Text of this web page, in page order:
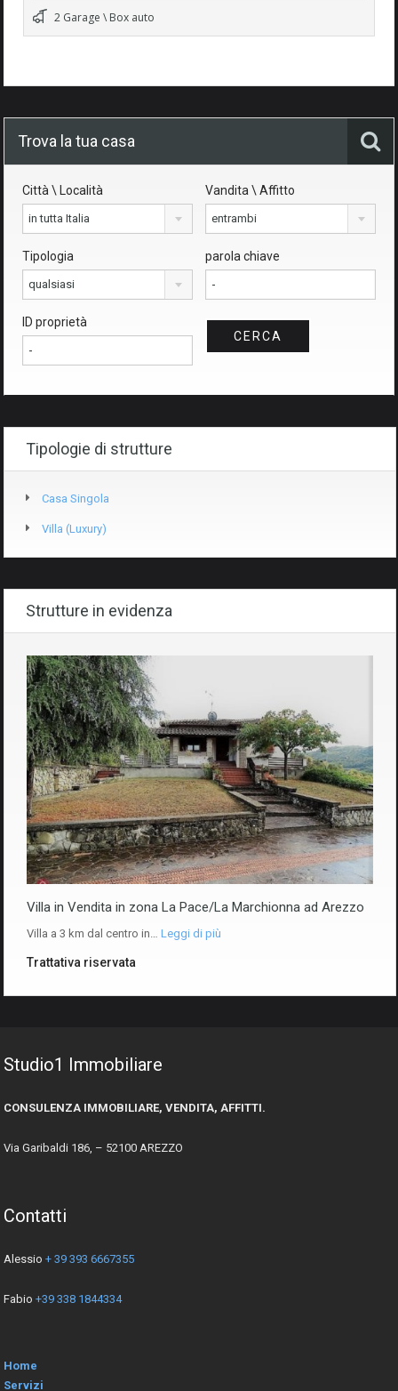
2 Garage \ Box auto
Trova la tua casa
Città \ Località
in tutta Italia
Vandita \ Affitto
entrambi
Tipologia
qualsiasi
parola chiave
ID proprietà
Tipologie di strutture
Casa Singola
Villa (luxury)
Strutture in evidenza
Villa in Vendita in zona La Pace/La Marchionna ad Arezzo
Villa a 3 km dal centro in… Leggi di più
Trattativa riservata
Studio1 Immobiliare
CONSULENZA IMMOBILIARE, VENDITA, AFFITTI.
Via Garibaldi 186, – 52100 AREZZO
Contatti
Alessio + 39 393 6667355
Fabio +39 338 1844334
Home
Servizi